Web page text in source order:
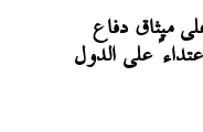
ميثاق دفاع
على الدول